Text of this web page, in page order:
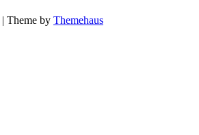
| Theme by Themehaus